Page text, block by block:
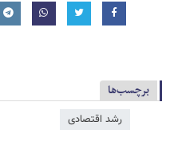
برچسب‌ها
رشد اقتصادی